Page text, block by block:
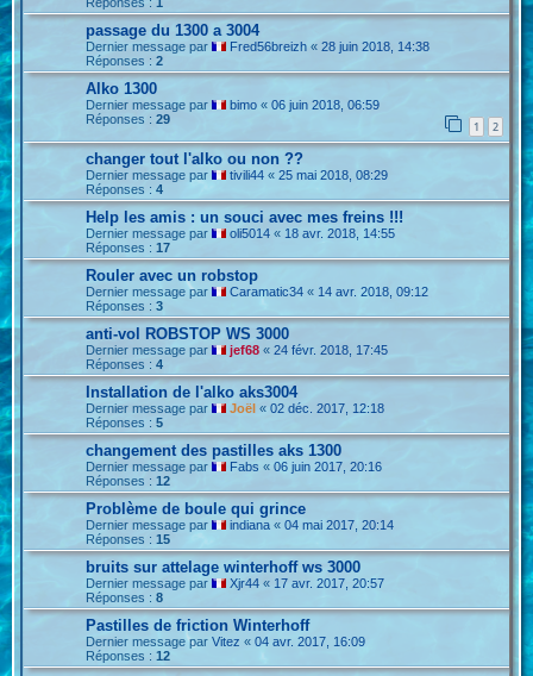
passage du 1300 a 3004
Dernier message par Fred56breizh «28 juin 2018, 14:38
Réponses :2
Alko 1300
Dernier message par bimo «06 juin 2018, 06:59
Réponses :29 1 2
changer tout l'alko ou non ??
Dernier message par tivili44 «25 mai 2018, 08:29
Réponses :4
Help les amis : un souci avec mes freins !!!
Dernier message par oli5014 « 18 avr. 2018, 14:55
Réponses :17
Rouler avec un robstop
Dernier message par Caramatic34 « 14 avr. 2018, 09:12
Réponses :3
anti-vol ROBSTOP WS 3000
Dernier message par jef68 «24 févr. 2018, 17:45
Réponses :4
Installation de l'alko aks3004
Dernier message par Joël «02 déc. 2017, 12:18
Réponses :5
changement des pastilles aks 1300
Dernier message par Fabs «06 juin 2017, 20:16
Réponses :12
Problème de boule qui grince
Dernier message par indiana «04 mai 2017, 20:14
Réponses :15
bruits sur attelage winterhoff ws 3000
Dernier message par Xjr44 « 17 avr. 2017, 20:57
Réponses :8
Pastilles de friction Winterhoff
Dernier message parVitez «04 avr. 2017, 16:09
Réponses :12